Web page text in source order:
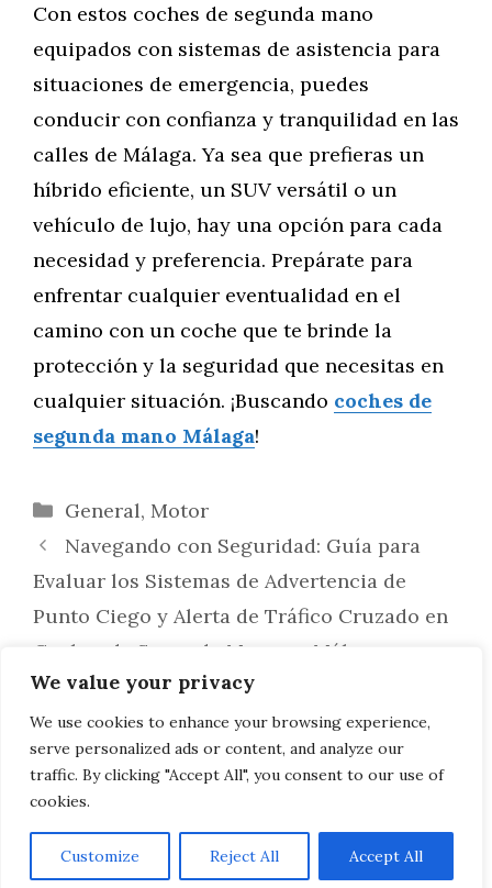
We value your privacy
We use cookies to enhance your browsing experience,
serve personalized ads or content, and analyze our
traffic. By clicking "Accept All", you consent to our use of
cookies.
Customize Reject All Accept All
Con estos coches de segunda mano
equipados con sistemas de asistencia para
situaciones de emergencia, puedes
conducir con confianza y tranquilidad en las
calles de Málaga. Ya sea que prefieras un
híbrido eficiente, un SUV versátil o un
vehículo de lujo, hay una opción para cada
necesidad y preferencia. Prepárate para
enfrentar cualquier eventualidad en el
camino con un coche que te brinde la
protección y la seguridad que necesitas en
cualquier situación. ¡Buscando coches de
segunda mano Málaga!
Categorías
General, Motor
Navegando con Seguridad: Guía para
Evaluar los Sistemas de Advertencia de
Punto Ciego y Alerta de Tráfico Cruzado en
Coches de Segunda Mano en Málaga
Domina el Camino: Cómo Detectar si un
Coche de Segunda Mano en Málaga ha Sido
Usado Intensivamente fuera de Carretera
AVISO LEGAL, POLITICA DE PRIVACIDAD, COOKIES